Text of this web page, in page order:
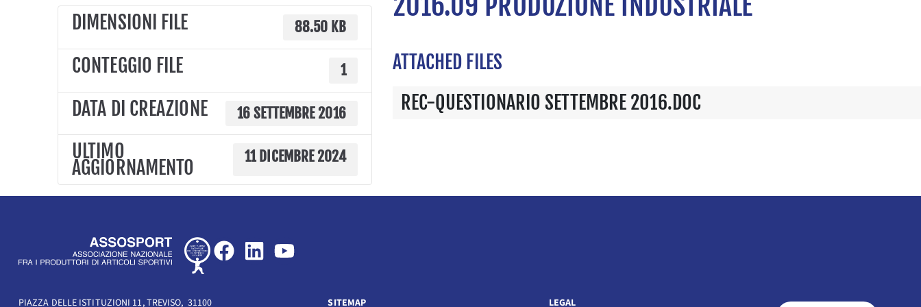
DIMENSIONI FILE 88.50 KB
CONTEGGIO FILE 1
DATA DI CREAZIONE 16 SETTEMBRE 2016
ULTIMO
AGGIORNAMENTO 11 DICEMBRE 2024
ATTACHED FILES
REC-QUESTIONARIO SETTEMBRE 2016.DOC
F
a
L
i
Y
o
PIAZZA DELLE ISTITUZIONI 11, TREVISO, 31100 SITEMAP LEGAL